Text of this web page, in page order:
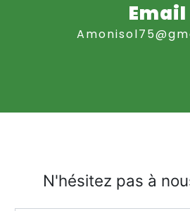
Email
N'hésitez pas à